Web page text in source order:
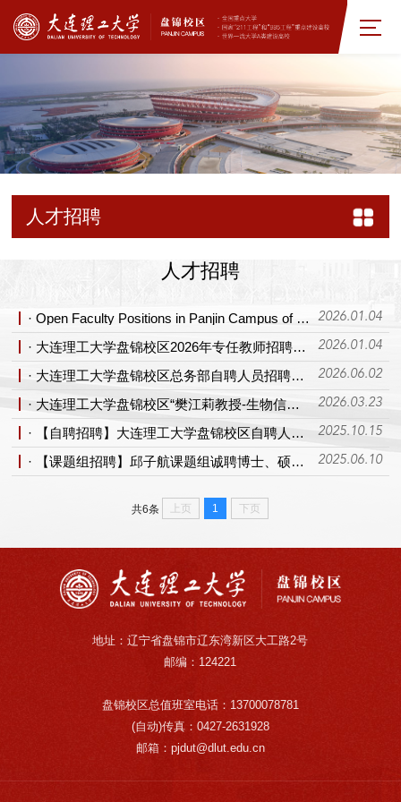
人才招聘
人才招聘
· Open Faculty Positions in Panjin Campus of Dalian University of Technology 2026.01.04
· 大连理工大学盘锦校区2026年专任教师招聘公告 2026.01.04
· 大连理工大学盘锦校区总务部自聘人员招聘启事 2026.06.02
· 大连理工大学盘锦校区“樊江莉教授-生物信息”团队招聘 2026.03.23
· 【自聘招聘】大连理工大学盘锦校区自聘人员招聘启事 2025.10.15
· 【课题组招聘】邱子航课题组诚聘博士、硕士、博士后（大连理工大学莱斯特国际学院） 2025.06.10
共6条 上页 1 下页
地址：辽宁省盘锦市辽东湾新区大工路2号
邮编：124221
盘锦校区总值班室电话：13700078781
(自动)传真：0427-2631928
邮箱：pjdut@dlut.edu.cn